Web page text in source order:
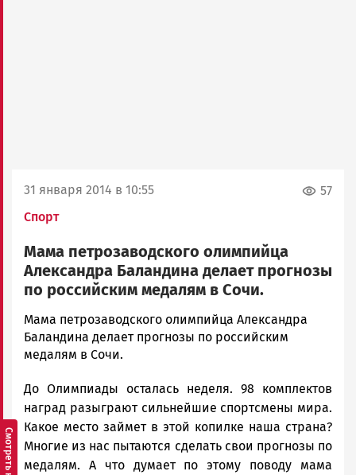
31 января 2014 в 10:55
Спорт
57
Мама петрозаводского олимпийца
Александра Баландина делает прогнозы
по российским медалям в Сочи.
admintimur
Новости
Петрозаводска
Карелии
|
Петрозаводск
ГОВОРИТ
Мама петрозаводского олимпийца Александра
Баландина делает прогнозы по российским
медалям в Сочи.
До Олимпиады осталась неделя. 98 комплектов
наград разыграют сильнейшие спортсмены мира.
Какое место займет в этой копилке наша страна?
Многие из нас пытаются сделать свои прогнозы по
медалям. А что думает по этому поводу мама